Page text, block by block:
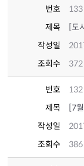
번호
133
제목
[도
작성일
조회수
372
번호
132
제목
[7
작성일
조회수
386